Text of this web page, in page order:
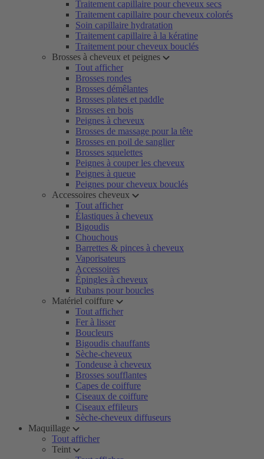
Traitement capillaire pour cheveux secs
Traitement capillaire pour cheveux colorés
Soin capillaire hydratation
Traitement capillaire à la kératine
Traitement pour cheveux bouclés
Brosses à cheveux et peignes
Tout afficher
Brosses rondes
Brosses démêlantes
Brosses plates et paddle
Brosses en bois
Peignes à cheveux
Brosses de massage pour la tête
Brosses en poil de sanglier
Brosses squelettes
Peignes à couper les cheveux
Peignes à queue
Peignes pour cheveux bouclés
Accessoires cheveux
Tout afficher
Élastiques à cheveux
Bigoudis
Chouchous
Barrettes & pinces à cheveux
Vaporisateurs
Accessoires
Épingles à cheveux
Rubans pour boucles
Matériel coiffure
Tout afficher
Fer à lisser
Boucleurs
Bigoudis chauffants
Sèche-cheveux
Tondeuse à cheveux
Brosses soufflantes
Capes de coiffure
Ciseaux de coiffure
Ciseaux effileurs
Sèche-cheveux diffuseurs
Maquillage
Tout afficher
Teint